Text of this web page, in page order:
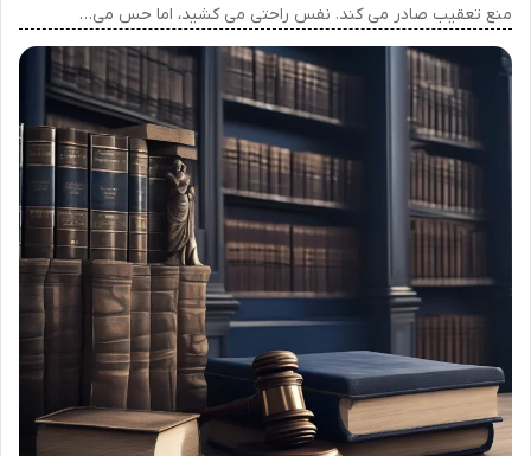
منع تعقیب صادر می کند. نفس راحتی می کشید، اما حس می…